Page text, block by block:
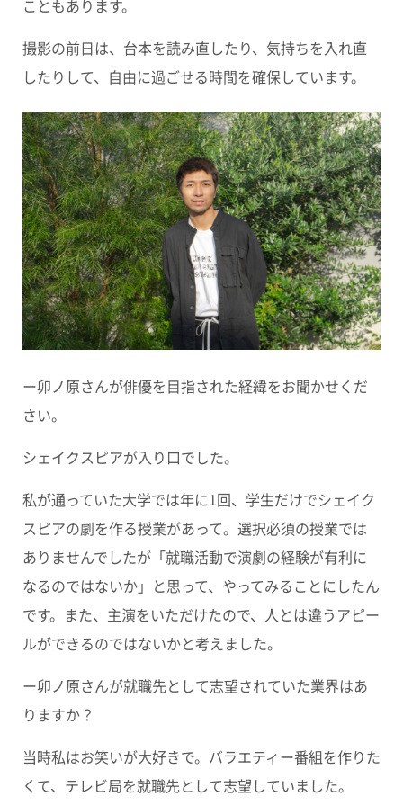
こともあります。
撮影の前日は、台本を読み直したり、気持ちを入れ直
したりして、自由に過ごせる時間を確保しています。
ー卯ノ原さんが俳優を目指された経緯をお聞かせくだ
さい。
シェイクスピアが入り口でした。
私が通っていた大学では年に1回、学生だけでシェイク
スピアの劇を作る授業があって。選択必須の授業では
ありませんでしたが「就職活動で演劇の経験が有利に
なるのではないか」と思って、やってみることにしたん
です。また、主演をいただけたので、人とは違うアピー
ルができるのではないかと考えました。
ー卯ノ原さんが就職先として志望されていた業界はあ
りますか？
当時私はお笑いが大好きで。バラエティー番組を作りた
くて、テレビ局を就職先として志望していました。